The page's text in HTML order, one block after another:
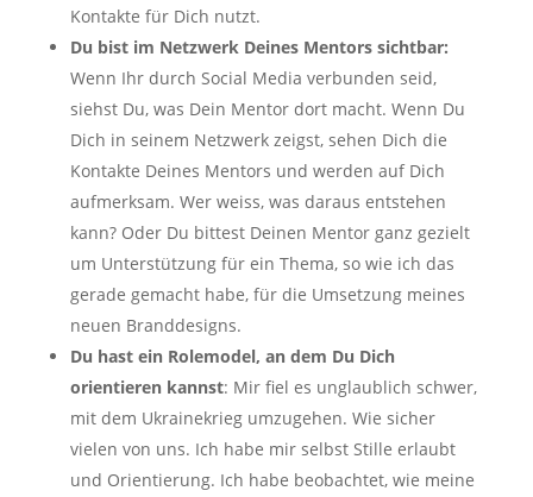
Kontakte für Dich nutzt.
Du bist im Netzwerk Deines Mentors sichtbar:
Wenn Ihr durch Social Media verbunden seid,
siehst Du, was Dein Mentor dort macht. Wenn Du
Dich in seinem Netzwerk zeigst, sehen Dich die
Kontakte Deines Mentors und werden auf Dich
aufmerksam. Wer weiss, was daraus entstehen
kann? Oder Du bittest Deinen Mentor ganz gezielt
um Unterstützung für ein Thema, so wie ich das
gerade gemacht habe, für die Umsetzung meines
neuen Branddesigns.
Du hast ein Rolemodel, an dem Du Dich
orientieren kannst: Mir fiel es unglaublich schwer,
mit dem Ukrainekrieg umzugehen. Wie sicher
vielen von uns. Ich habe mir selbst Stille erlaubt
und Orientierung. Ich habe beobachtet, wie meine